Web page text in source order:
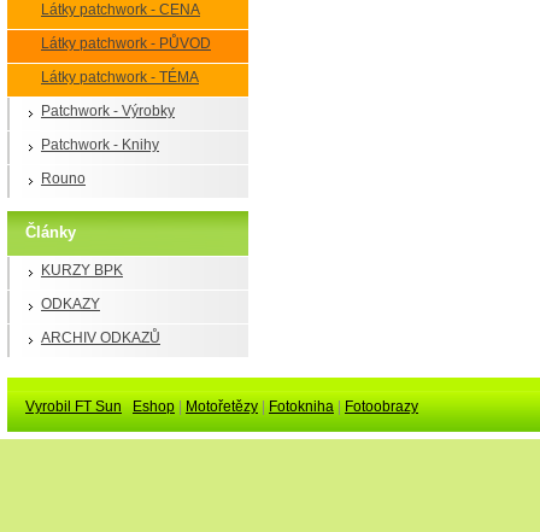
Látky patchwork - CENA
Látky patchwork - PŮVOD
Látky patchwork - TÉMA
Patchwork - Výrobky
Patchwork - Knihy
Rouno
Články
KURZY BPK
ODKAZY
ARCHIV ODKAZŮ
Vyrobil FT Sun Eshop Motořetězy Fotokniha Fotoobrazy